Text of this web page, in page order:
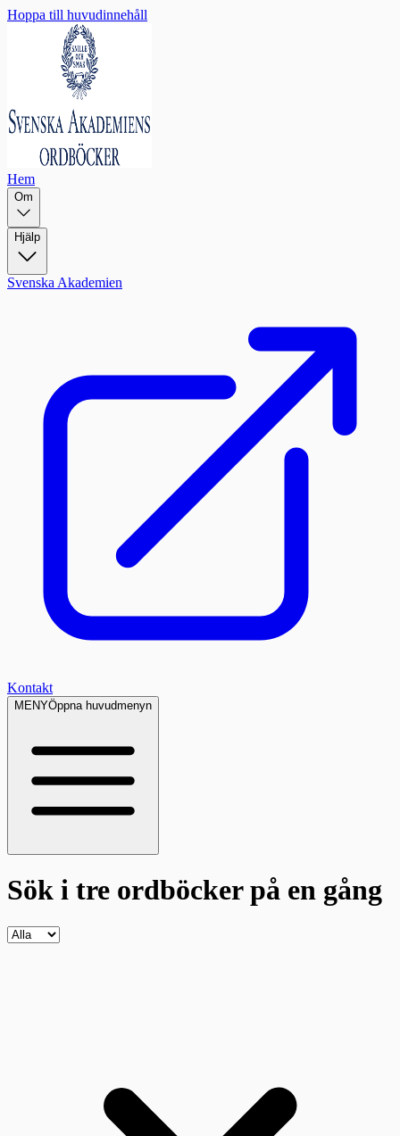
Hoppa till huvudinnehåll
Hem
Om
Hjälp
Svenska Akademien
Kontakt
MENYÖppna huvudmenyn
Sök i tre ordböckerpå en gång